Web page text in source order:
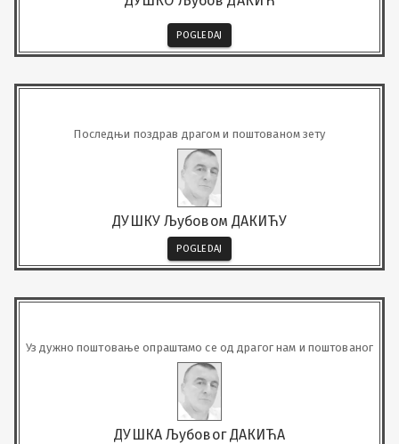
POGLEDAJ
Последњи поздрав драгом и поштованом зету
ДУШКУ Љубовом ДАКИЋУ
POGLEDAJ
Уз дужно поштовање опраштамо се од драгог нам и поштованог
ДУШКА Љубовог ДАКИЋА